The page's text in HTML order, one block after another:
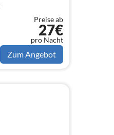
Preise ab
27€
pro Nacht
Zum Angebot